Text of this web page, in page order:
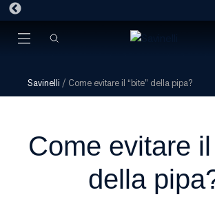
Savinelli / Come evitare il “bite” della pipa?
Come evitare il
della